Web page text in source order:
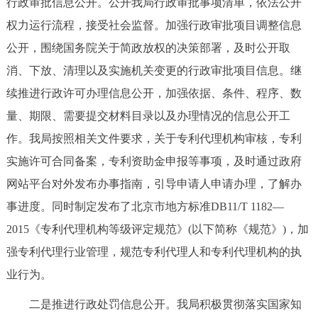
行政审批信息公开。公开我局行政审批事项清单，依法公开
权力运行流程，接受社会监督。加强行政审批项目调整信息
公开，围绕国务院关于简政放权的决策部署，及时公开取
消、下放、清理以及实施机关变更的行政审批项目信息。继
续推进行政许可办理信息公开，加强依据、条件、程序、数
量、期限、需要提交材料目录以及办理情况的信息公开工
作。我局按照相关文件要求，关于专利代理机构审核，专利
实施许可合同备案，专利资助金申报等事项，及时通过政府
网站平台对外发布办事指南，引导申请人申请办理，了解办
事进度。同时制定发布了北京市地方标准DB11/T 1182—
2015《专利代理机构等级评定规范》(以下简称《规范》)，加
强专利代理行业管理，规范专利代理人和专利代理机构的执
业行为。
二是推进行政处罚信息公开。我局积极贯彻落实国家知